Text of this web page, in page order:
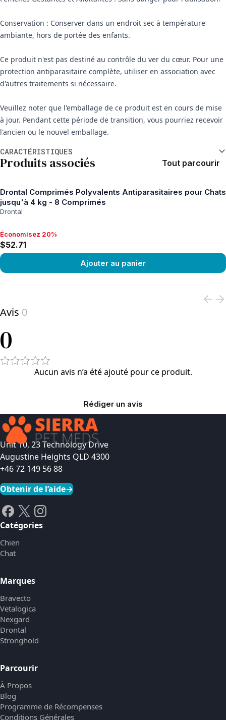
Conservation : Conserver dans un endroit sec à température
ambiante, hors de portée des enfants.
Ce produit n'est pas destiné au contrôle du ver du cœur. Pour une
protection antiparasitaire complète, utiliser en association avec
d'autres traitements si nécessaire.
Veuillez noter que l'emballage de ce produit est en cours de mise
à jour. Pendant cette période de transition, vous pourriez recevoir
l'ancien ou le nouvel emballage.
CARACTÉRISTIQUES
Produits associés Tout parcourir
Drontal Comprimés Polyvalents Antiparasitaires pour Chats
jusqu'à 4 kg - 8 Comprimés
Drontal
Économisez 20%, $52.71
Économisez 20%
$52.71
Ajouter au panier
Avis 0
0
Aucun avis n’a été ajouté pour ce produit.
Rédiger un avis
Unit 10, 23 Technology Drive
Augustine Heights QLD 4300
+46 72 149 56 88
Obtenir de l’aide→
Catégories
Chien
Chat
Marques
Bravecto
Vetalogica
Nexgard
Drontal
Stronghold
Parcourir
À Propos
Blog
Programme de Récompenses
Conditions Générales